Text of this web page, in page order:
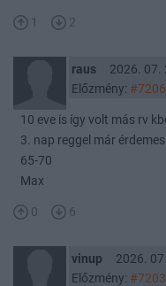
1 2
raus
2026. 07.
Előzmény: #7206
10 eve is így volt más rv
3. nap reggel már
65-70
Max
0 6
vinup
2026.
Előzmény: #7203